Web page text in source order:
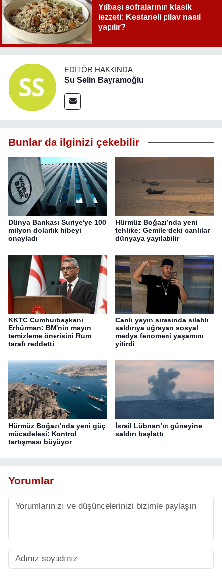
Yılbaşı sofralarının klasik
lezzeti: Kestaneli pilav nasıl
yapılır?
EDITÖR HAKKINDA
Su Selin Bayramoğlu
Bunlar da ilginizi çekebilir
Dünya Bankası Suriye'ye 100
milyon dolarlık hibeyi
onayladı
Hürmüz Boğazı’nda yeni
tehlike: Gemilerdeki canlılar
dünyaya yayılabilir
KKTC Cumhurbaşkanı
Erhürman: BM'nin mayın
temizleme önerisini Rum
tarafı reddetti
Canlı yayın sırasında silahlı
saldırıya uğrayan sosyal
medya fenomeni yaşamını
yitirdi
Hürmüz Boğazı’nda yeni güç
mücadelesi: Kontrol
tartışması büyüyor
İsrail Lübnan’ın güneyine
saldırı başlattı
Yorumlar